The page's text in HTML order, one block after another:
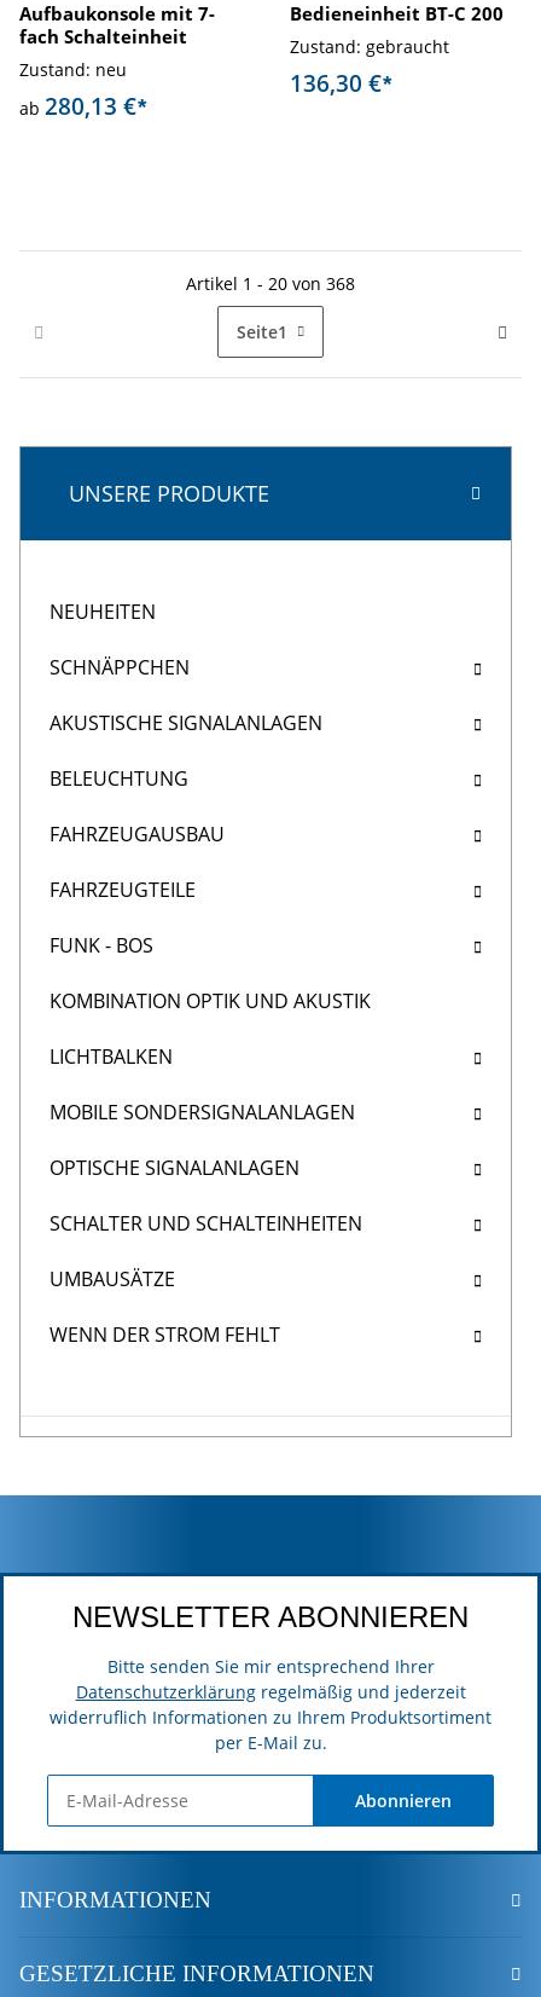
Aufbaukonsole mit 7-
fach Schalteinheit
Zustand: neu
ab 280,13 €*
Bedieneinheit BT-C 200
Zustand: gebraucht
136,30 €*
Artikel 1 - 20 von 368
Seite1
UNSERE PRODUKTE
NEUHEITEN
SCHNÄPPCHEN
AKUSTISCHE SIGNALANLAGEN
BELEUCHTUNG
FAHRZEUGAUSBAU
FAHRZEUGTEILE
FUNK - BOS
KOMBINATION OPTIK UND AKUSTIK
LICHTBALKEN
MOBILE SONDERSIGNALANLAGEN
OPTISCHE SIGNALANLAGEN
SCHALTER UND SCHALTEINHEITEN
UMBAUSÄTZE
WENN DER STROM FEHLT
NEWSLETTER ABONNIEREN
Bitte senden Sie mir entsprechend Ihrer
Datenschutzerklärungregelmäßig und jederzeit
widerruflich Informationen zu Ihrem Produktsortiment
per E-Mail zu.
Abonnieren
INFORMATIONEN
GESETZLICHE INFORMATIONEN